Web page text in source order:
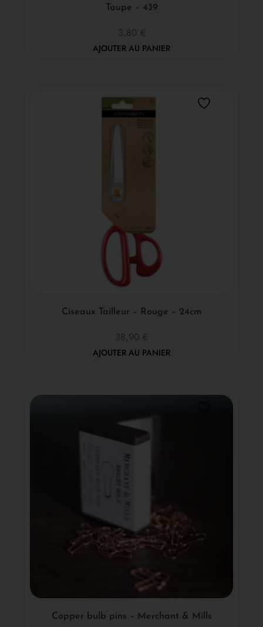
Taupe – 439
3,80 €
AJOUTER AU PANIER
Ciseaux Tailleur – Rouge – 24cm
38,90 €
AJOUTER AU PANIER
Copper bulb pins – Merchant & Mills